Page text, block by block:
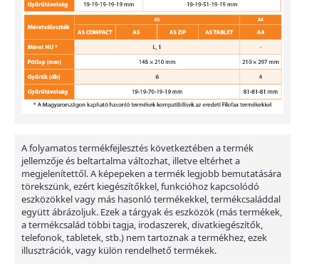
A folyamatos termékfejlesztés következtében a termék
jellemzője és beltartalma változhat, illetve eltérhet a
megjelenítettől. A képepeken a termék legjobb bemutatására
törekszünk, ezért kiegészítőkkel, funkcióhoz kapcsolódó
eszközökkel vagy más hasonló termékekkel, termékcsaláddal
együtt ábrázoljuk. Ezek a tárgyak és eszközök (más termékek,
a termékcsalád többi tagja, irodaszerek, divatkiegészítők,
telefonok, tabletek, stb.) nem tartoznak a termékhez, ezek
illusztrációk, vagy külön rendelhető termékek.